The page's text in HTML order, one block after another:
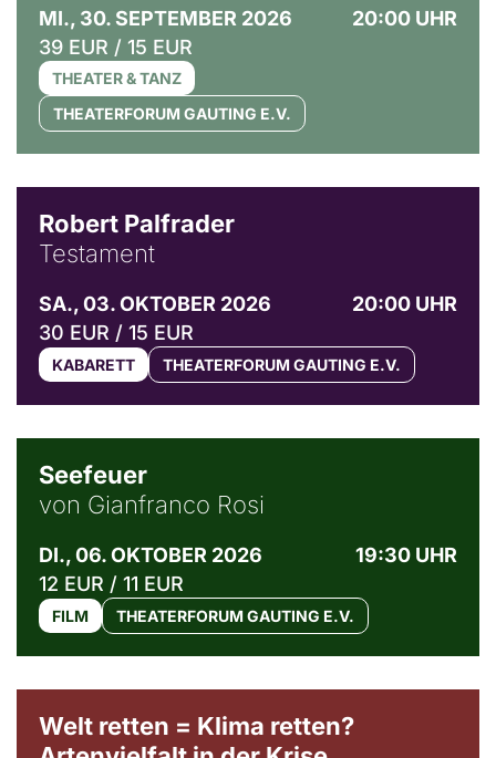
MI., 30. SEPTEMBER 2026
20:00 UHR
39 EUR / 15 EUR
THEATER & TANZ
THEATERFORUM GAUTING E.V.
Robert Palfrader
Testament
SA., 03. OKTOBER 2026
20:00 UHR
30 EUR / 15 EUR
KABARETT THEATERFORUM GAUTING E.V.
Seefeuer
von Gianfranco Rosi
DI., 06. OKTOBER 2026
19:30 UHR
12 EUR / 11 EUR
FILM THEATERFORUM GAUTING E.V.
Welt retten = Klima retten?